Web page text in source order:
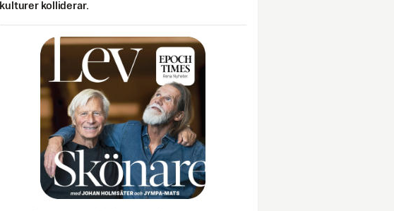
kulturer kolliderar.